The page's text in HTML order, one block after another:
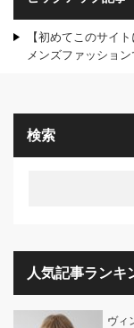
【初めてこのサイ
メンズファッショ
検索
人気記事ランキ
ヴィ